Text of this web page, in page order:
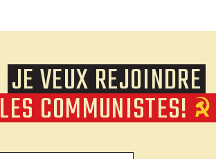
JE VEUX REJOINDRE
LES COMMUNISTES!